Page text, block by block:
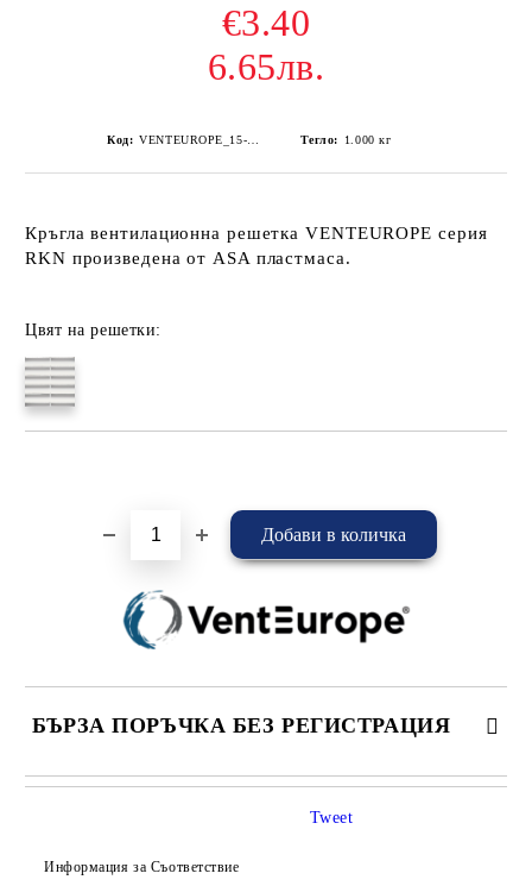
€3.40
6.65лв.
Код: Тегло: 1.000 кг
Кръгла вентилационна решетка VENTEUROPE серия
RKN произведена от ASA пластмаса.
Цвят на решетки:
БЪРЗА ПОРЪЧКА БЕЗ РЕГИСТРАЦИЯ
САМО ПОПЪЛНЕТЕ 4 ПОЛЕТА
Информация за Съответствие
Tweet